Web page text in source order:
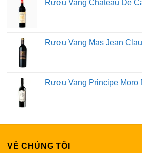
Rượu vang đỏ: Đổ nửa ly rượu
Rượu trắng : Đổ rượu khoảng 1/3
Gạn hoặc xoáy ly rượu của bạn
Hầu hết các loại rượu vang đỏ
gạn, nhưng các loại rượu khác
trong thời gian ngắn.
gạn và để cho nó có bọt khí.
loại rượu vang đỏ cũ hơn, cải
Rượu Vang Chateau De
Rượu Vang Mas Jean
Rượu Vang Principe Moro
VỀ CHÚNG TÔI